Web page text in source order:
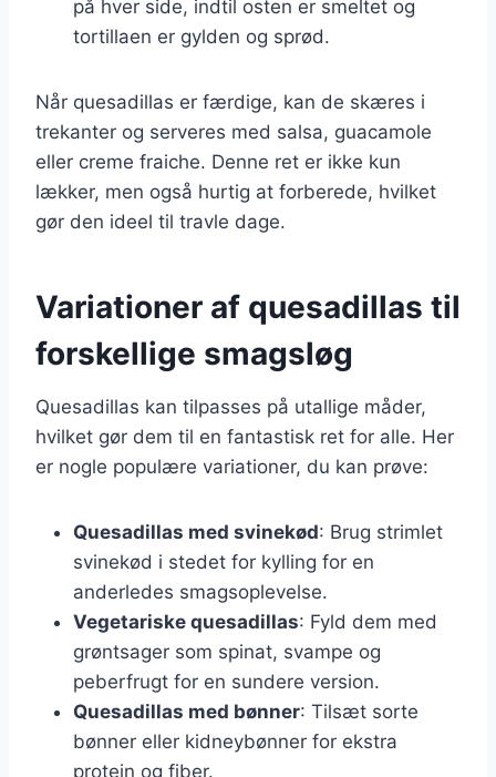
på hver side, indtil osten er smeltet og
tortillaen er gylden og sprød.
Når quesadillas er færdige, kan de skæres i
trekanter og serveres med salsa, guacamole
eller creme fraiche. Denne ret er ikke kun
lækker, men også hurtig at forberede, hvilket
gør den ideel til travle dage.
Variationer af quesadillas til
forskellige smagsløg
Quesadillas kan tilpasses på utallige måder,
hvilket gør dem til en fantastisk ret for alle. Her
er nogle populære variationer, du kan prøve:
Quesadillas med svinekød: Brug strimlet
svinekød i stedet for kylling for en
anderledes smagsoplevelse.
Vegetariske quesadillas: Fyld dem med
grøntsager som spinat, svampe og
peberfrugt for en sundere version.
Quesadillas med bønner: Tilsæt sorte
bønner eller kidneybønner for ekstra
protein og fiber.